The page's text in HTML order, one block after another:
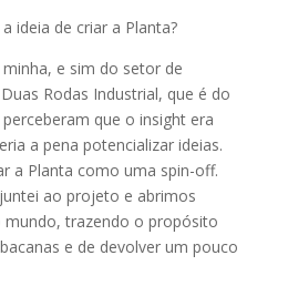
ideia de criar a Planta?
e sim do setor de
Rodas Industrial, que é do
que o insight era
a pena potencializar ideias.
a Planta como uma spin-off.
ao projeto e abrimos
mundo, trazendo o propósito
e de devolver um pouco